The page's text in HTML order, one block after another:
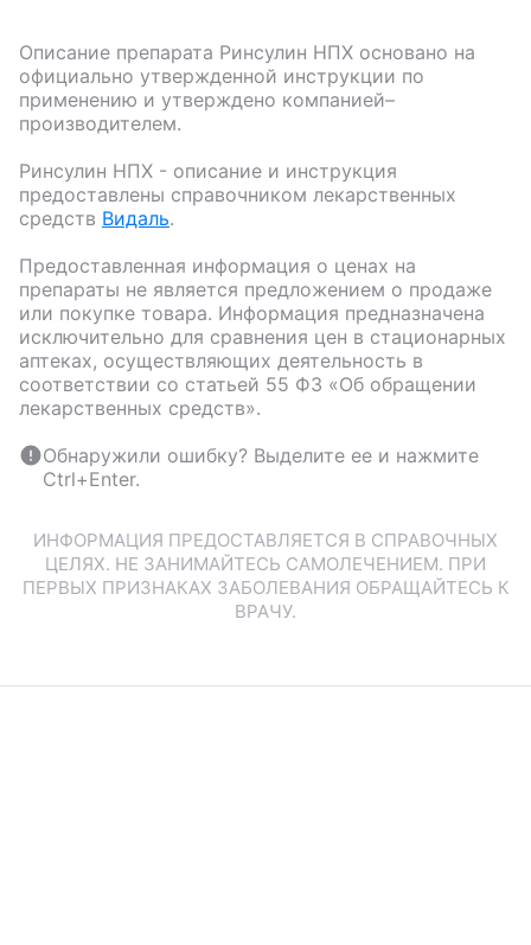
Описание препарата Ринсулин НПХ основано на
официально утвержденной инструкции по
применению и утверждено компанией–
производителем.
Ринсулин НПХ - описание и инструкция
предоставлены справочником лекарственных
средств Видаль.
Предоставленная информация о ценах на
препараты не является предложением о продаже
или покупке товара. Информация предназначена
исключительно для сравнения цен в стационарных
аптеках, осуществляющих деятельность в
соответствии со статьей 55 ФЗ «Об обращении
лекарственных средств».
Обнаружили ошибку? Выделите ее и нажмите
Ctrl+Enter.
ИНФОРМАЦИЯ ПРЕДОСТАВЛЯЕТСЯ В СПРАВОЧНЫХ
ЦЕЛЯХ. НЕ ЗАНИМАЙТЕСЬ САМОЛЕЧЕНИЕМ. ПРИ
ПЕРВЫХ ПРИЗНАКАХ ЗАБОЛЕВАНИЯ ОБРАЩАЙТЕСЬ К
ВРАЧУ.